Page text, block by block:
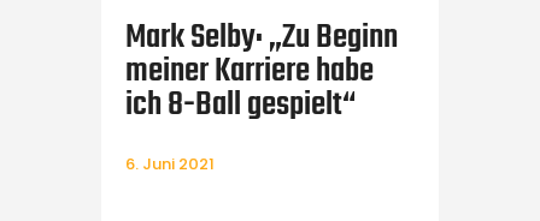
Mark Selby: „Zu Beginn
meiner Karriere habe
ich 8-Ball gespielt“
6. Juni 2021